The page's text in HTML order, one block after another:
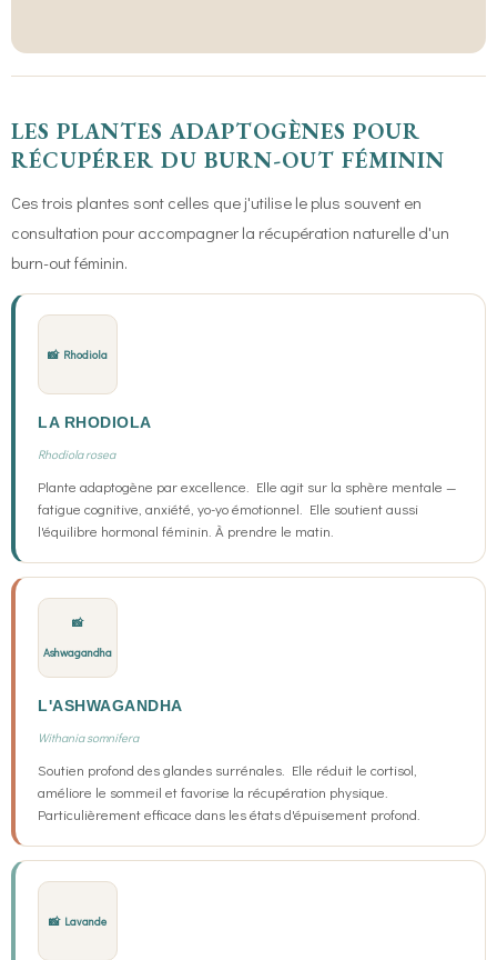
LES PLANTES ADAPTOGÈNES POUR
RÉCUPÉRER DU BURN-OUT FÉMININ
Ces trois plantes sont celles que j'utilise le plus souvent en
consultation pour accompagner la récupération naturelle d'un
burn-out féminin.
📸 Rhodiola
LA RHODIOLA
Rhodiola rosea
Plante adaptogène par excellence. Elle agit sur la sphère mentale —
fatigue cognitive, anxiété, yo-yo émotionnel. Elle soutient aussi
l'équilibre hormonal féminin. À prendre le matin.
📸
Ashwagandha
L'ASHWAGANDHA
Withania somnifera
Soutien profond des glandes surrénales. Elle réduit le cortisol,
améliore le sommeil et favorise la récupération physique.
Particulièrement efficace dans les états d'épuisement profond.
📸 Lavande